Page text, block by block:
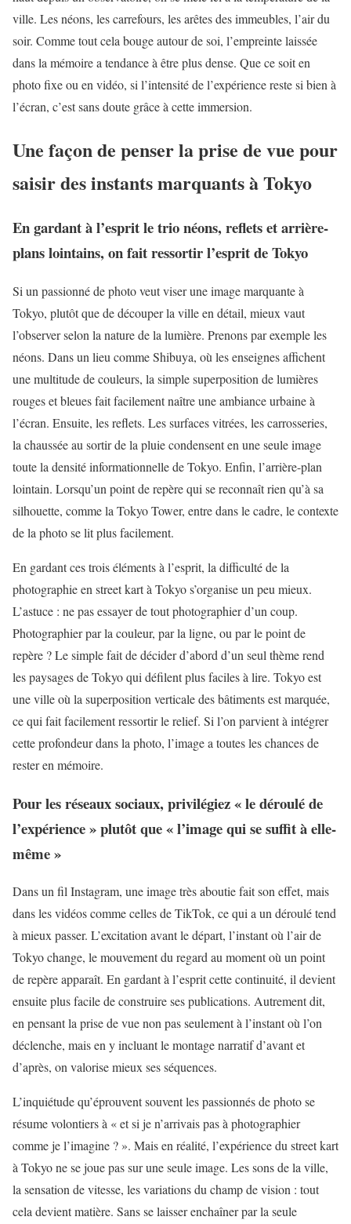
ville. Les néons, les carrefours, les arêtes des immeubles, l’air du
soir. Comme tout cela bouge autour de soi, l’empreinte laissée
dans la mémoire a tendance à être plus dense. Que ce soit en
photo fixe ou en vidéo, si l’intensité de l’expérience reste si bien à
l’écran, c’est sans doute grâce à cette immersion.
Une façon de penser la prise de vue pour
saisir des instants marquants à Tokyo
En gardant à l’esprit le trio néons, reflets et arrière-
plans lointains, on fait ressortir l’esprit de Tokyo
Si un passionné de photo veut viser une image marquante à
Tokyo, plutôt que de découper la ville en détail, mieux vaut
l’observer selon la nature de la lumière. Prenons par exemple les
néons. Dans un lieu comme Shibuya, où les enseignes affichent
une multitude de couleurs, la simple superposition de lumières
rouges et bleues fait facilement naître une ambiance urbaine à
l’écran. Ensuite, les reflets. Les surfaces vitrées, les carrosseries,
la chaussée au sortir de la pluie condensent en une seule image
toute la densité informationnelle de Tokyo. Enfin, l’arrière-plan
lointain. Lorsqu’un point de repère qui se reconnaît rien qu’à sa
silhouette, comme la Tokyo Tower, entre dans le cadre, le contexte
de la photo se lit plus facilement.
En gardant ces trois éléments à l’esprit, la difficulté de la
photographie en street kart à Tokyo s’organise un peu mieux.
L’astuce : ne pas essayer de tout photographier d’un coup.
Photographier par la couleur, par la ligne, ou par le point de
repère ? Le simple fait de décider d’abord d’un seul thème rend
les paysages de Tokyo qui défilent plus faciles à lire. Tokyo est
une ville où la superposition verticale des bâtiments est marquée,
ce qui fait facilement ressortir le relief. Si l’on parvient à intégrer
cette profondeur dans la photo, l’image a toutes les chances de
rester en mémoire.
Pour les réseaux sociaux, privilégiez « le déroulé de
l’expérience » plutôt que « l’image qui se suffit à elle-
même »
Dans un fil Instagram, une image très aboutie fait son effet, mais
dans les vidéos comme celles de TikTok, ce qui a un déroulé tend
à mieux passer. L’excitation avant le départ, l’instant où l’air de
Tokyo change, le mouvement du regard au moment où un point
de repère apparaît. En gardant à l’esprit cette continuité, il devient
ensuite plus facile de construire ses publications. Autrement dit,
en pensant la prise de vue non pas seulement à l’instant où l’on
déclenche, mais en y incluant le montage narratif d’avant et
d’après, on valorise mieux ses séquences.
L’inquiétude qu’éprouvent souvent les passionnés de photo se
résume volontiers à « et si je n’arrivais pas à photographier
comme je l’imagine ? ». Mais en réalité, l’expérience du street kart
à Tokyo ne se joue pas sur une seule image. Les sons de la ville,
la sensation de vitesse, les variations du champ de vision : tout
cela devient matière. Sans se laisser enchaîner par la seule